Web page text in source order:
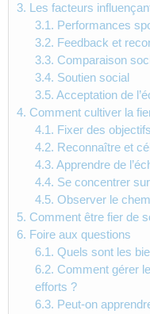
3. Les facteurs
3.1. Performances
3.2. Feedback et
3.3. Comparaison
3.4. Soutien social
3.5. Acceptation de
4. Comment cultiver la
4.1. Fixer des
4.2. Reconnaître et
4.3. Apprendre de
4.4. Se concentrer
4.5. Observer le
5. Comment être fier de
6. Foire aux questions
6.1. Quels sont les
6.2. Comment gérer
efforts ?
6.3. Peut-on